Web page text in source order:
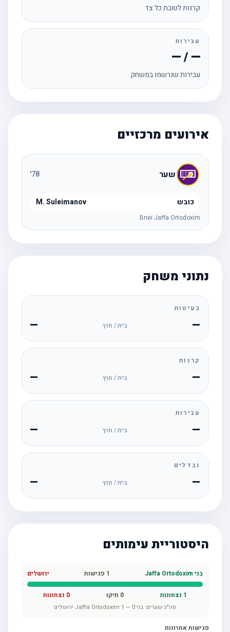
קרנות לטובת כל צד
עבירות
— / —
עבירות שנרשמו במשחק
אירועים מרכזיים
שער 78
'
כובש M. Suleimanov
Bnei Jaffa Ortodoxim
נתוני משחק
בעיטות
— בית / חוץ —
קרנות
— בית / חוץ —
עבירות
— בית / חוץ —
נבדלים
— בית / חוץ —
היסטוריית עימותים
בני Jaffa Ortodoxim פגישות ירושלים
נצחונות תיקו נצחונות
סה"כ שערים:בני Jaffa Ortodoxim 1 —0 ירושלים
פגישות אחרונות